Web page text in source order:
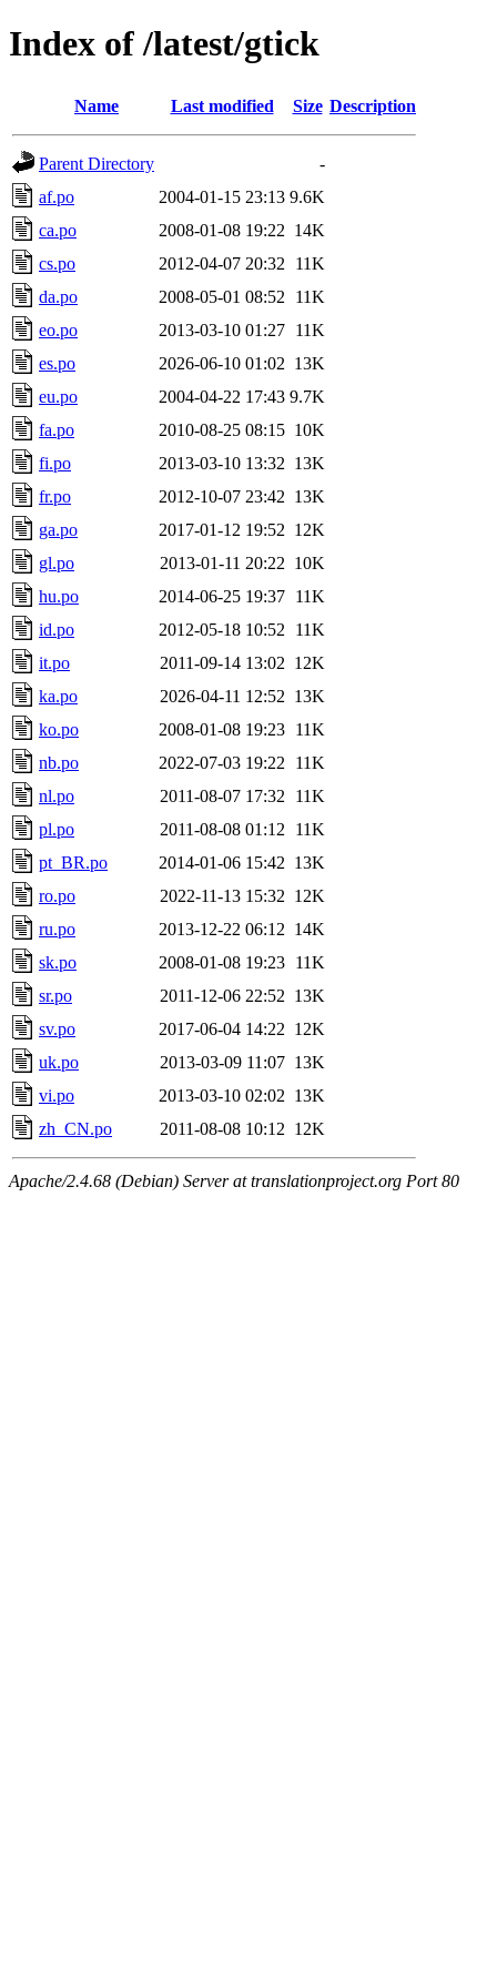
Index of /latest/gtick
Name Last modified Size Description
Parent Directory
-
af.po
2004-01-15 23:13 9.6K
ca.po
2008-01-08 19:22 14K
cs.po
2012-04-07 20:32
11K
da.po
2008-05-01 08:52
11K
eo.po
2013-03-10 01:27 11K
es.po
2026-06-10 01:02 13K
eu.po
2004-04-22 17:43 9.7K
fa.po
2010-08-25 08:15 10K
fi.po
2013-03-10 13:32 13K
fr.po
2012-10-07 23:42 13K
ga.po
2017-01-12 19:52 12K
gl.po
2013-01-11 20:22 10K
hu.po
2014-06-25 19:37 11K
id.po
2012-05-18 10:52
11K
it.po
2011-09-14 13:02 12K
ka.po
2026-04-11 12:52 13K
ko.po
2008-01-08 19:23 11K
nb.po
2022-07-03 19:22
11K
nl.po
2011-08-07 17:32
11K
pl.po
2011-08-08 01:12
11K
pt_BR.po
2014-01-06 15:42 13K
ro.po
2022-11-13 15:32 12K
ru.po
2013-12-22 06:12 14K
sk.po
2008-01-08 19:23 11K
sr.po
2011-12-06 22:52 13K
sv.po
2017-06-04 14:22 12K
uk.po
2013-03-09 11:07 13K
vi.po
2013-03-10 02:02 13K
zh_CN.po
2011-08-08 10:12 12K
Apache/2.4.68 (Debian) Server at translationproject.org Port 80